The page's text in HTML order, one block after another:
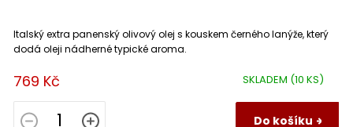
SKLADEM (10 KS)
769 Kč
Do košíku
Italský extra panenský olivový olej s kouskem černého lanýže, který
dodá oleji nádherné typické aroma.